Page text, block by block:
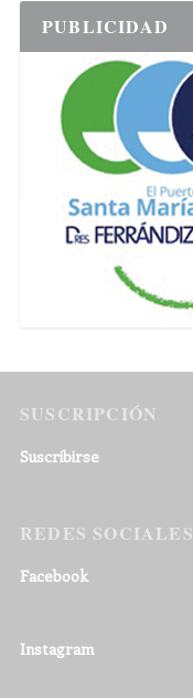
PUBLICIDAD
SUSCRIPCIÓN
Suscribirse
REDES SOCIALES
Facebook
Instagram